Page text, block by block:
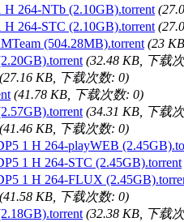
H 264-NTb (2.10GB).torrent
264-STC (2.10GB).torrent
(504.28MB).torrent (23
(32.48 KB, 下载
(27.16 KB, 下载次数: 0)
(41.78 KB, 下载次数: 0)
(34.31 KB, 下载
(41.46 KB, 下载次数: 0)
1 H 264-playWEB
1 H 264-STC (2.45GB).torrent
1 H 264-FLUX
(41.58 KB, 下载次数: 0)
(32.38 KB, 下载